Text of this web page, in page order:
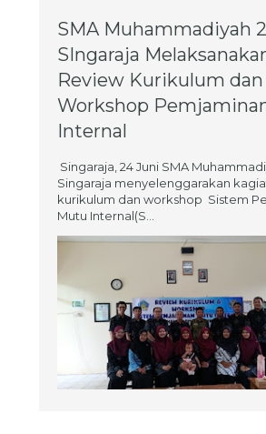
SMA Muhammadiyah 2
SIngaraja
Review Kurikulum dan
Workshop
Internal
Singaraja, 24 Juni SMA
Singaraja menyelenggarakan
kurikulum dan workshop Sistem
Mutu Internal(S...